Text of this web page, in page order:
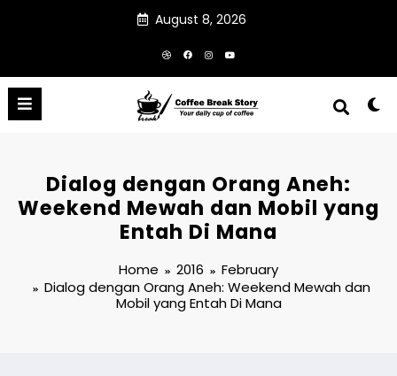
August 8, 2026
Dialog dengan Orang Aneh:
Weekend Mewah dan Mobil yang
Entah Di Mana
Home 2016
February
Dialog dengan Orang Aneh: Weekend Mewah dan
Mobil yang Entah Di Mana